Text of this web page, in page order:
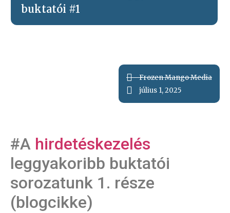
buktatói #1
Frozen Mango Media
július 1, 2025
#A hirdetéskezelés
leggyakoribb buktatói
sorozatunk 1. része
(blogcikke)